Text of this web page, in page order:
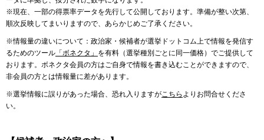
※現在、一部の得票率データを先行して公開しております。準備が整い次第、
順次反映してまいりますので、あらかじめご了承ください。
※情報量の違いについて：政治家・候補者が選挙ドットコム上で情報を発信す
るためのツール 「ボネクタ」 を有料（選挙種別ごとに同一価格）でご提供して
おります。ボネクタ会員の方はご自身で情報を書き込むことができますので、
非会員の方とは情報量に差があります。
※選挙情報に誤りがあった場合、恐れ入りますがこちら よりお問合せくださ
い。